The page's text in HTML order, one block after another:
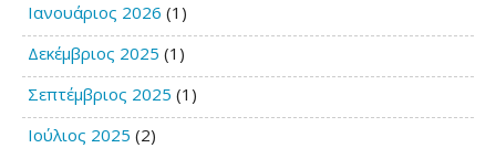
Ιανουάριος 2026 (1)
Δεκέμβριος 2025 (1)
Σεπτέμβριος 2025 (1)
Ιούλιος 2025 (2)